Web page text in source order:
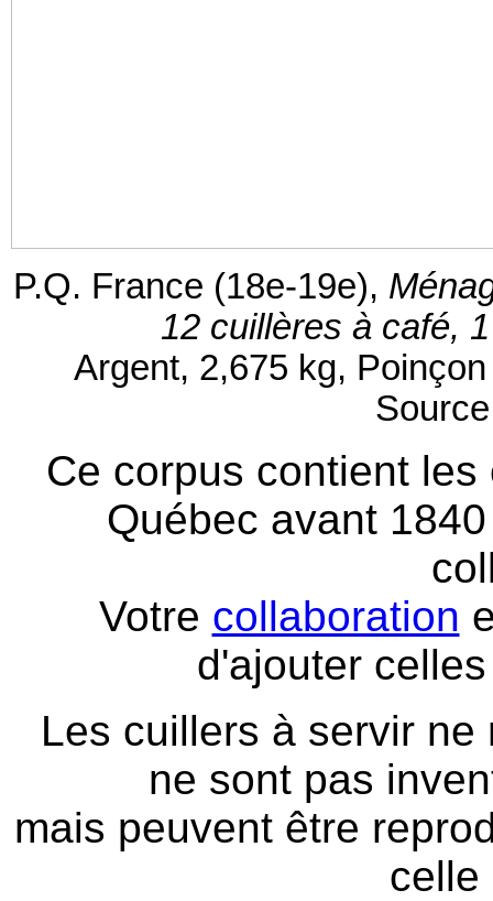
P.Q. France (18e-19e),
12 cuillères à café,
Argent, 2,675 kg,
Ce corpus contient
Québec avant
Votre collaboration
d'ajouter
Les cuillers à servir
ne sont pas
mais peuvent être
celle